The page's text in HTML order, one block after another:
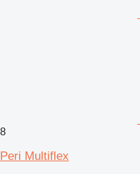
8
Peri Multiflex